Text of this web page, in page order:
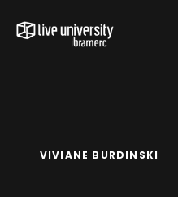
VIVIANE BURDINSKI